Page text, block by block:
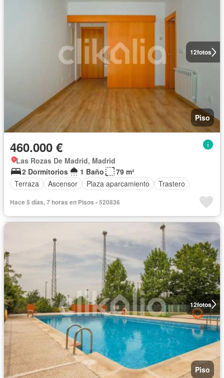
12fotos
Piso
460.000 €
Las Rozas De Madrid, Madrid
2 Dormitorios
1 Baño
79 m²
Terraza
Ascensor Plaza aparcamiento Trastero
Hace 5 días, 7 horas en Pisos - 520836
12fotos
Piso